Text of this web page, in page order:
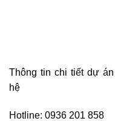
Thông tin chi tiết dự
hệ
Hotline: 0936 201 858